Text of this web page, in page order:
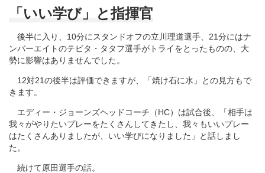
「いい学び」と指揮官
後半に入り、10分にスタンドオフの立川理道選手、21分にはナ
ンバーエイトのテビタ・タタフ選手がトライをとったものの、大
勢に影響はありませんでした。
12対21の後半は評価できますが、「焼け石に水」との見方もで
きます。
エディー・ジョーンズヘッドコーチ（HC）は試合後、「相手は
我々がやりたいプレーをたくさんしてきたし、我々もいいプレー
はたくさんありましたが、いい学びになりました」と話しまし
た。
続けて原田選手の話。